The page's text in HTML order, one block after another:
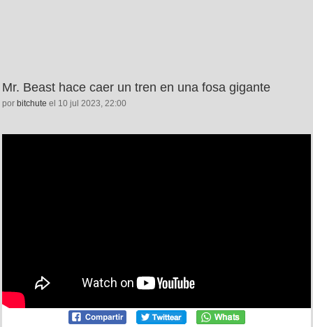
Mr. Beast hace caer un tren en una fosa gigante
por bitchute el 10 jul 2023, 22:00